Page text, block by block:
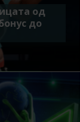
од
до